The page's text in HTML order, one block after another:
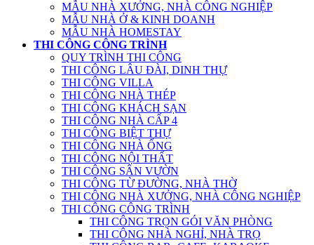
MẪU NHÀ XƯỞNG, NHÀ CÔNG NGHIỆP
MẪU NHÀ Ở & KINH DOANH
MẪU NHÀ HOMESTAY
THI CÔNG CÔNG TRÌNH
QUY TRÌNH THI CÔNG
THI CÔNG LÂU ĐÀI, DINH THỰ
THI CÔNG VILLA
THI CÔNG NHÀ THÉP
THI CÔNG KHÁCH SẠN
THI CÔNG NHÀ CẤP 4
THI CÔNG BIỆT THỰ
THI CÔNG NHÀ ỐNG
THI CÔNG NỘI THẤT
THI CÔNG SÂN VƯỜN
THI CÔNG TỪ ĐƯỜNG, NHÀ THỜ
THI CÔNG NHÀ XƯỞNG, NHÀ CÔNG NGHIỆP
THI CÔNG CÔNG TRÌNH
THI CÔNG TRỌN GÓI VĂN PHÒNG
THI CÔNG NHÀ NGHỈ, NHÀ TRỌ